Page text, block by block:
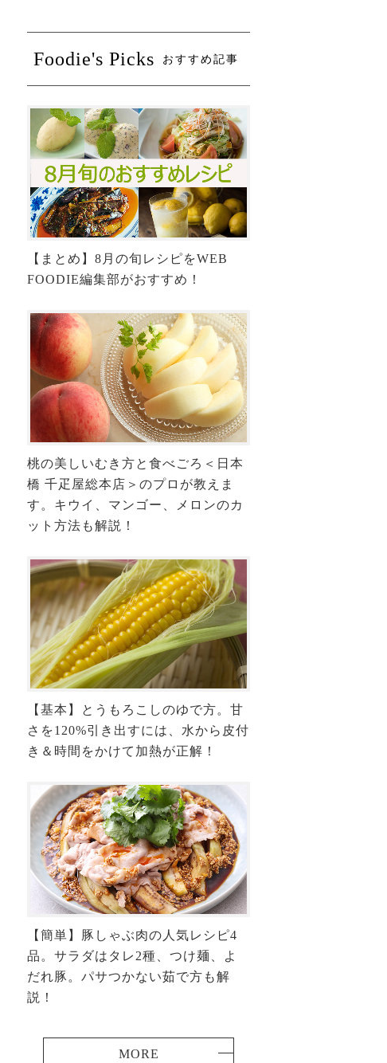
Foodie's Picks おすすめ記事
【まとめ】8月の旬レシピをWEB
FOODIE編集部がおすすめ！
桃の美しいむき方と食べごろ＜日本
橋 千疋屋総本店＞のプロが教えま
す。キウイ、マンゴー、メロンのカ
ット方法も解説！
【基本】とうもろこしのゆで方。甘
さを120%引き出すには、水から皮付
き＆時間をかけて加熱が正解！
【簡単】豚しゃぶ肉の人気レシピ4
品。サラダはタレ2種、つけ麺、よ
だれ豚。パサつかない茹で方も解
説！
MORE